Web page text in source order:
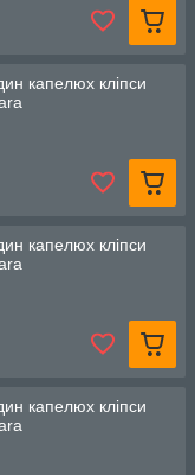
капелюх кліпси
капелюх кліпси
капелюх кліпси